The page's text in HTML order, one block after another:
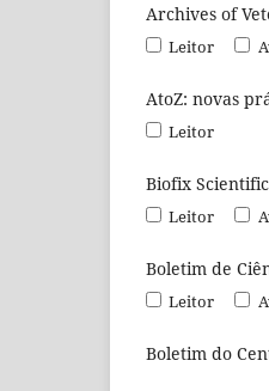
Archives of
Leitor
AtoZ: novas
Leitor
Biofix
Leitor
Boletim de
Leitor
Boletim do